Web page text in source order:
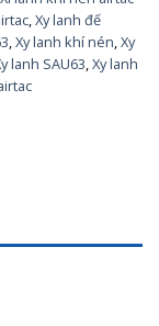
,Xy lanh đế
,Xy lanh khí nén,Xy
lanh SAU63,Xy lanh